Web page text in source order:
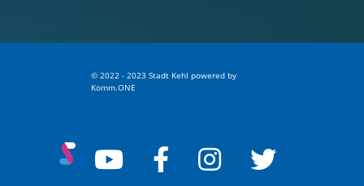
© 2022 - 2023 Stadt Kehl powered by
Komm.ONE